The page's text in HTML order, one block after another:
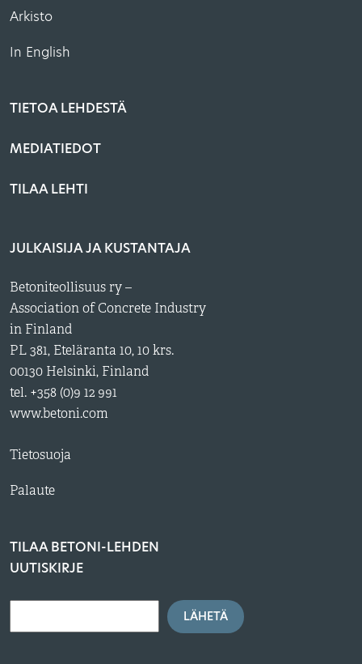
Arkisto
In English
TIETOA LEHDESTÄ
MEDIATIEDOT
TILAA LEHTI
JULKAISIJA JA KUSTANTAJA
Betoniteollisuus ry –
Association of Concrete Industry
in Finland
PL 381, Eteläranta 10, 10 krs.
00130 Helsinki, Finland
tel. +358 (0)9 12 991
www.betoni.com
Tietosuoja
Palaute
TILAA BETONI-LEHDEN
UUTISKIRJE
LÄHETÄ